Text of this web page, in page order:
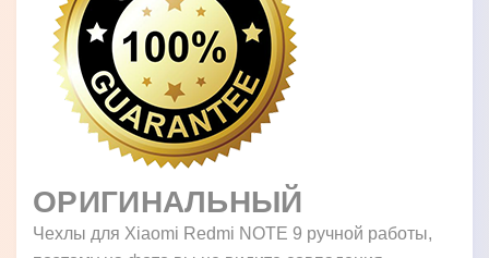
ОРИГИНАЛЬНЫЙ
Чехлы для Xiaomi Redmi NOTE 9 ручной работы,